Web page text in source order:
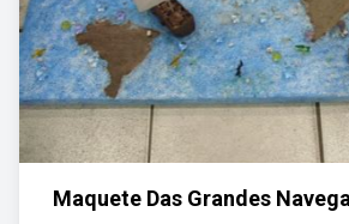
Maquete Das Grandes